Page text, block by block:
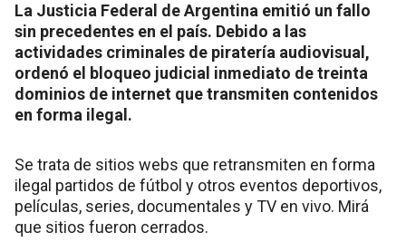
La Justicia Federal de Argentina emitió un fallo
sin precedentes en el país. Debido a las
actividades criminales de piratería audiovisual,
ordenó el bloqueo judicial inmediato de treinta
dominios de internet que transmiten contenidos
en forma ilegal.
Se trata de sitios webs que retransmiten en forma
ilegal partidos de fútbol y otros eventos deportivos,
películas, series, documentales y TV en vivo. Mirá
que sitios fueron cerrados.